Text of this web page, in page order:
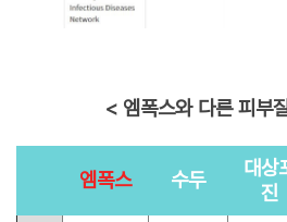
< 엠폭스와 다른 피부
엠폭스 수두
대상
진